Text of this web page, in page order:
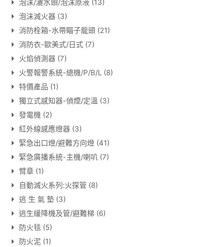
泡沫/灑水頭/泡沫原液 (13)
泡沫滅火器 (3)
消防栓箱-水帶瞄子龍頭 (21)
消防衣-歐美式/日式 (7)
火焰偵測器 (7)
火警報警系統-總機/P/B/L (8)
特價產品 (1)
獨立式感知器-偵煙/定溫 (3)
發電機 (2)
紅外線感應燈器 (3)
緊急出口燈/避難方向燈 (41)
緊急廣播系統-主機/喇叭 (7)
臂章 (1)
自動滅火系列:火探管 (8)
逃 生 氣 墊 (3)
逃生緩降機及管/避難梯 (6)
防火毯 (5)
防火泥 (1)